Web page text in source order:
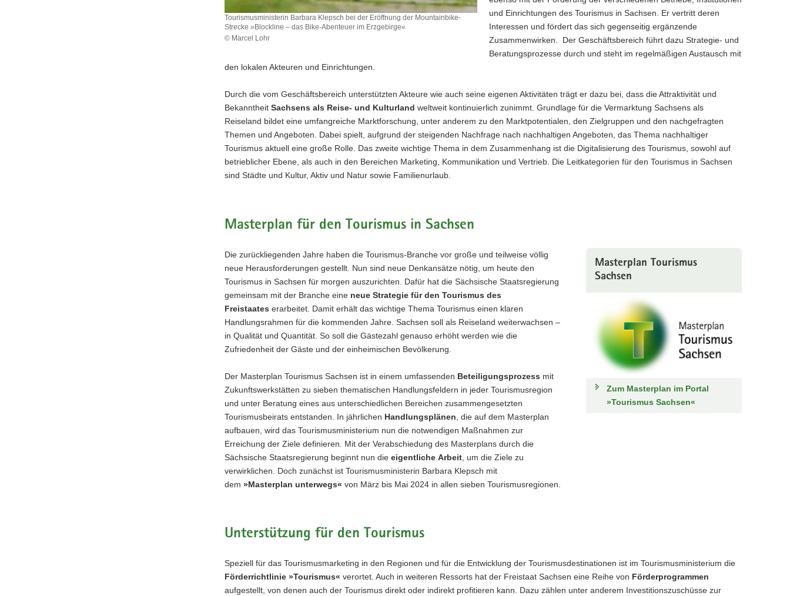
Tourismusministerin Barbara Klepsch bei der Eröffnung der Mountainbike-
Strecke »Blockline – das Bike-Abenteuer im Erzgebirge«
© Marcel Lohr
Klepsch
der
Eröffnung
Mountainbike-
Strecke
»Blockline
–
das
und Einrichtungen des Tourismus in Sachsen. Er vertritt deren
Interessen und fördert das sich gegenseitig ergänzende
Zusammenwirken. Der Geschäftsbereich führt dazu Strategie- und
Beratungsprozesse durch und steht im regelmäßigen Austausch mit
den lokalen Akteuren und Einrichtungen.
Durch die vom Geschäftsbereich unterstützten Akteure wie auch seine eigenen Aktivitäten trägt er dazu bei, dass die Attraktivität und
Bekanntheit Sachsens als Reise- und Kulturland weltweit kontinuierlich zunimmt. Grundlage für die Vermarktung Sachsens als
Reiseland bildet eine umfangreiche Marktforschung, unter anderem zu den Marktpotentialen, den Zielgruppen und den nachgefragten
Themen und Angeboten. Dabei spielt, aufgrund der steigenden Nachfrage nach nachhaltigen Angeboten, das Thema nachhaltiger
Tourismus aktuell eine große Rolle. Das zweite wichtige Thema in dem Zusammenhang ist die Digitalisierung des Tourismus, sowohl auf
betrieblicher Ebene, als auch in den Bereichen Marketing, Kommunikation und Vertrieb. Die Leitkategorien für den Tourismus in Sachsen
sind Städte und Kultur, Aktiv und Natur sowie Familienurlaub.
Masterplan für den Tourismus in Sachsen
Die zurückliegenden Jahre haben die Tourismus-Branche vor große und teilweise völlig
neue Herausforderungen gestellt. Nun sind neue Denkansätze nötig, um heute den
Tourismus in Sachsen für morgen auszurichten. Dafür hat die Sächsische Staatsregierung
gemeinsam mit der Branche eine neue Strategie für den Tourismus des
Freistaates erarbeitet. Damit erhält das wichtige Thema Tourismus einen klaren
Handlungsrahmen für die kommenden Jahre. Sachsen soll als Reiseland weiterwachsen –
in Qualität und Quantität. So soll die Gästezahl genauso erhöht werden wie die
Zufriedenheit der Gäste und der einheimischen Bevölkerung.
Der Masterplan Tourismus Sachsen ist in einem umfassenden Beteiligungsprozess mit
Zukunftswerkstätten zu sieben thematischen Handlungsfeldern in jeder Tourismusregion
und unter Beratung eines aus unterschiedlichen Bereichen zusammengesetzten
Tourismusbeirats entstanden. In jährlichen Handlungsplänen , die auf dem Masterplan
aufbauen, wird das Tourismusministerium nun die notwendigen Maßnahmen zur
Erreichung der Ziele definieren. Mit der Verabschiedung des Masterplans durch die
Sächsische Staatsregierung beginnt nun die eigentliche Arbeit , um die Ziele zu
verwirklichen. Doch zunächst ist Tourismusministerin Barbara Klepsch mit
dem »Masterplan unterwegs« von März bis Mai 2024 in allen sieben Tourismusregionen.
Masterplan Tourismus
Sachsen
Zum Masterplan im Portal
»Tourismus Sachsen«
Unterstützung für den Tourismus
Speziell für das Tourismusmarketing in den Regionen und für die Entwicklung der Tourismusdestinationen ist im Tourismusministerium die
Förderrichtlinie »Tourismus« verortet. Auch in weiteren Ressorts hat der Freistaat Sachsen eine Reihe von Förderprogrammen
aufgestellt, von denen auch der Tourismus direkt oder indirekt profitieren kann. Dazu zählen unter anderem Investitionszuschüsse zur